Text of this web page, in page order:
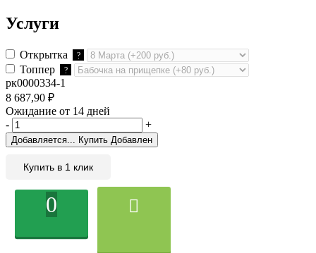
Услуги
Открытка ?
Топпер ?
рк0000334-1
8 687,90 ₽
Ожидание от 14 дней
-
+
Добавляется... Купить Добавлен
Купить в 1 клик
0